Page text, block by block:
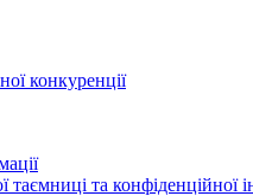
конкуренції
таємниці та конфіденційної